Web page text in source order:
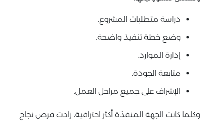
دراسة متطلبات المشروع.
وضع خطة تنفيذ واضحة.
إدارة الموارد.
متابعة الجودة.
الإشراف على جميع مراحل العمل.
وكلما كانت الجهة المنفذة أكثر احترافية، زادت فرص نجاح